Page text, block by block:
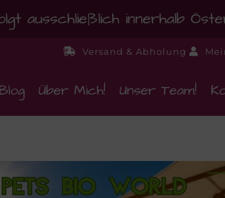
ausschließlich innerhalb
Versand & Abholung
Blog Über Mich! Unser Team!